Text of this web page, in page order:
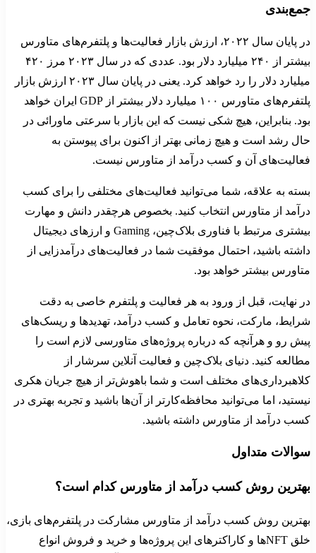
جمع‌بندی
در پایان سال ۲۰۲۲، ارزش بازار فعالیت‌ها و پلتفرم‌های متاورس
بیشتر از ۲۴۰ میلیارد دلار بود. عددی که در سال ۲۰۲۳ مرز ۴۲۰
میلیارد دلار را رد خواهد کرد. یعنی در پایان سال ۲۰۲۳ ارزش بازار
پلتفرم‌های متاورس ۱۰۰ میلیارد دلار بیشتر از GDP ایران خواهد
بود. بنابراین، هیچ شکی نیست که این بازار با سرعتی ماورائی در
حال رشد است و هیچ زمانی بهتر از اکنون برای پیوستن به
فعالیت‌های آن و کسب درآمد از متاورس نیست.
بسته به علاقه، شما می‌توانید فعالیت‌های مختلفی را برای کسب
درآمد از متاورس انتخاب کنید. بخصوص هرچقدر دانش و مهارت
بیشتری مرتبط با فناوری بلاک‌چین، Gaming و ارزهای دیجیتال
داشته باشید، احتمال موفقیت شما در فعالیت‌های درآمدزایی از
متاورس بیشتر خواهد بود.
در نهایت، قبل از ورود به هر فعالیت و پلتفرم خاصی به دقت
شرایط، مارکت، نحوه تعامل و کسب درآمد، تهدیدها و ریسک‌های
پیش رو و هرآنچه که درباره پروژه‌های متاورسی لازم است را
مطالعه کنید. دنیای بلاک‌چین و فعالیت آنلاین سرشار از
کلاهبرداری‌های مختلف است و شما باهوش‌تر از هیچ جریان هکری
نیستید، اما می‌توانید محافظه‌کارتر از آن‌ها باشید و تجربه بهتری در
کسب‌ درآمد از متاورس داشته باشید.
سوالات متداول
بهترین روش کسب درآمد از متاورس کدام است؟
بهترین روش کسب درآمد از متاورس مشارکت در پلتفرم‌های بازی،
خلق NFTها و کاراکترهای این پروژه‌ها و خرید و فروش انواع